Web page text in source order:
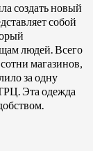
создать новый
собой
людей. Всего
магазинов,
за одну
Эта одежда